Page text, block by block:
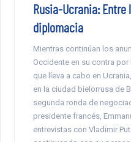
Rusia-Ucrania: Entre
diplomacia
Mientras continúan los
Occidente en su contra
que lleva a cabo en
en la ciudad bielorrusa de
segunda ronda de
presidente francés,
entrevistas con Vladimir